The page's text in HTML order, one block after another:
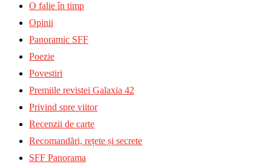
O falie în timp
Opinii
Panoramic SFF
Poezie
Povestiri
Premiile revistei Galaxia 42
Privind spre viitor
Recenzii de carte
Recomandări, rețete și secrete
SFF Panorama